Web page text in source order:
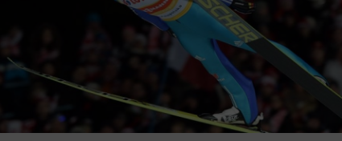
Produktvorstellungen